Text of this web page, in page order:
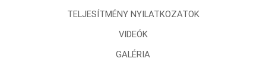
TELJESÍTMÉNY NYILATKOZATOK
VIDEÓK
GALÉRIA